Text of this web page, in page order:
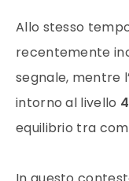
Allo stesso
recentemente
segnale, mentre l’
intorno al livello
equilibrio tra